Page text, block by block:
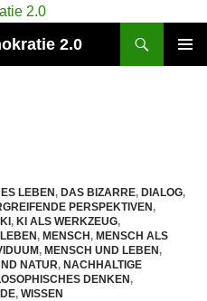
2.0
LEBEN, DAS BIZARRE, DIALOG,
PERSPEKTIVEN,
KI, KI ALS WERKZEUG,
LEBEN, MENSCH, MENSCH ALS
, MENSCH UND LEBEN,
NATUR, NACHHALTIGE
DENKEN,
, WISSEN